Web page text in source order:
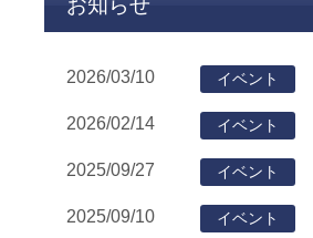
2026/03/10 イベント
2026/02/14 イベント
2025/09/27 イベント
2025/09/10 イベント